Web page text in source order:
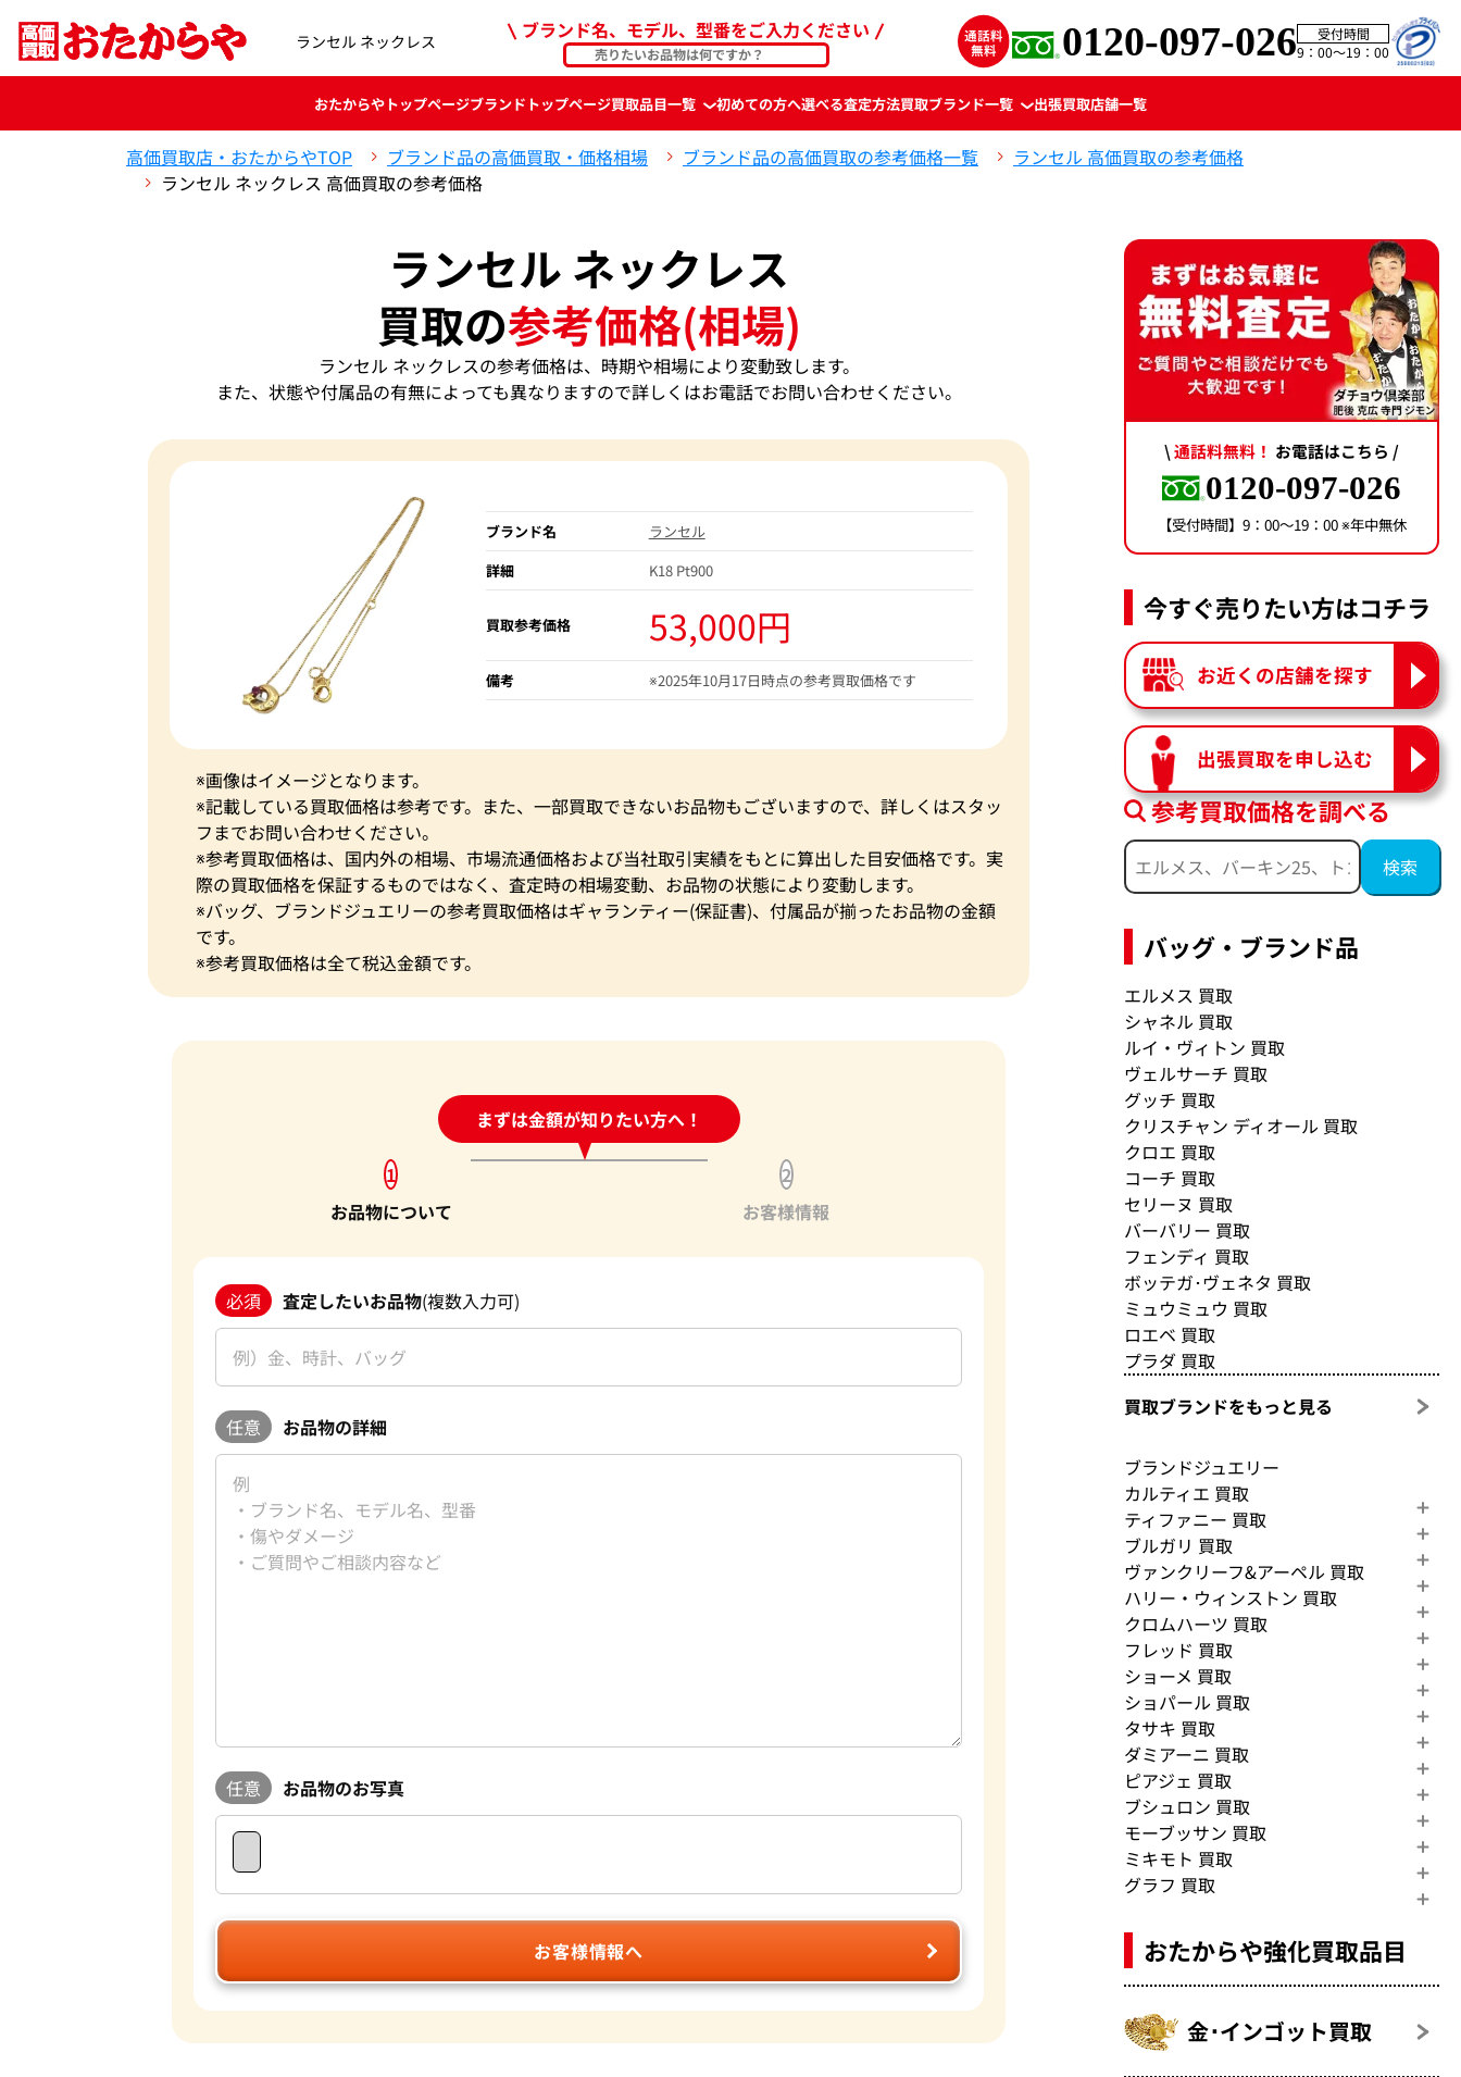
ランセル ネックレス ブランド名、モデル、型番をご入力ください 0120-097-026
受付時間
9：00〜19：00
おたからやトップページブランド トップページ買取品目一覧 初めての方へ選べる査定方法買取ブランド一覧 出張買取店舗一覧
高価買取店・おたからやTOP ブランド品の高価買取・価格相場 ブランド品の高価買取の参考価格一覧
ランセル 高価買取の参考価格
ランセル ネックレス 高価買取の参考価格
ランセル ネックレス
買取の参考価格(相場)
ランセル ネックレスの参考価格は、時期や相場により変動致します。
また、状態や付属品の有無によっても異なりますので詳しくはお電話でお問い合わせください。
ブランド名
ランセル
詳細
K18 Pt900
買取参考価格 53,000円
備考 ※2025年10月17日時点の参考買取価格です
※画像はイメージとなります。
※記載している買取価格は参考です。また、一部買取できないお品物もございますので、詳しくはスタッ
フまでお問い合わせください。
※参考買取価格は、国内外の相場、市場流通価格および当社取引実績をもとに算出した目安価格です。実
際の買取価格を保証するものではなく、査定時の相場変動、お品物の状態により変動します。
※バッグ、ブランドジュエリーの参考買取価格はギャランティー(保証書)、付属品が揃ったお品物の金額
です。
※参考買取価格は全て税込金額です。
まずは金額が知りたい方へ！
24時間受付中!問い合わせフォーム
1
お品物について
2
お客様情報
必須 査定したいお品物(複数入力可)
任意 お品物の詳細
任意 お品物のお写真
お客様情報へ
\通話料無料！ お電話はこちら /
0120-097-026
【受付時間】9：00〜19：00 ※年中無休
今すぐ売りたい方はコチラ
お近くの店舗を探す
出張買取を申し込む
参考買取価格を調べる
バッグ・ブランド品
エルメス 買取
シャネル 買取
ルイ・ヴィトン 買取
ヴェルサーチ 買取
グッチ 買取
クリスチャン ディオール 買取
クロエ 買取
コーチ 買取
セリーヌ 買取
バーバリー 買取
フェンディ 買取
ボッテガ･ヴェネタ 買取
ミュウミュウ 買取
ロエベ 買取
プラダ 買取
買取ブランドをもっと見る
ブランドジュエリー
カルティエ 買取
ティファニー 買取
ブルガリ 買取
ヴァンクリーフ&アーペル 買取
ハリー・ウィンストン 買取
クロムハーツ 買取
フレッド 買取
ショーメ 買取
ショパール 買取
タサキ 買取
ダミアーニ 買取
ピアジェ 買取
ブシュロン 買取
モーブッサン 買取
ミキモト 買取
グラフ 買取
おたからや強化買取品目
金･インゴット買取